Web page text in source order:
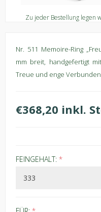
Zu jeder Bestellung legen
Nr. 511 Memoire-Ring
mm breit, handgefertigt
Treue und enge
€368,20 inkl.
FEINGEHALT: *